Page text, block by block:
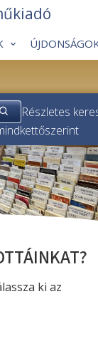
Részletes
szerint
ki az